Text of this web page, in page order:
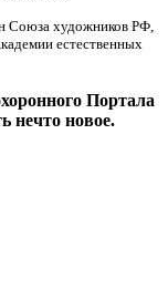
Союза художников РФ,
естественных
Портала
нечто новое.